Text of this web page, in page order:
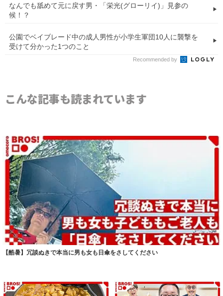
なんでも舐めて元に戻す男・「栄光(グローリイ)」見参の
候！？
公園でベイブレード中の成人男性が小学生軍団10人に襲撃を
受けて分かった1つのこと
Recommended by
こんな記事も読まれています
【酷暑】冗談ぬきで本当に男も女も日傘をさしてください